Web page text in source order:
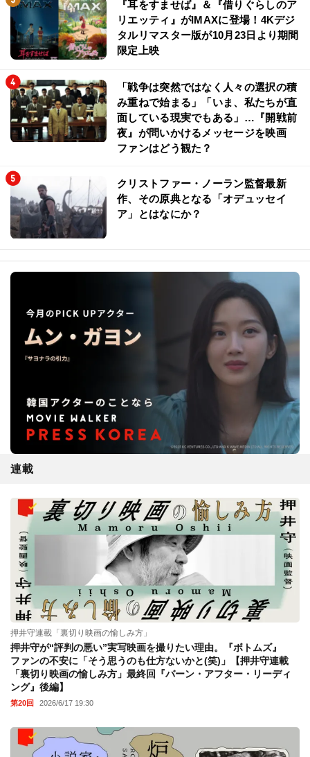
『耳をすませば』＆『借りぐらしのア
リエッティ』がIMAXに登場！4Kデジ
タルリマスター版が10月23日より期間
限定上映
「戦争は突然ではなく人々の選択の積
み重ねで始まる」「いま、私たちが直
面している現実でもある」…『開戦前
夜』が問いかけるメッセージを映画
ファンはどう観た？
クリストファー・ノーラン監督最新
作、その原典となる「オデュッセイ
ア」とはなにか？
連載
押井守連載「裏切り映画の愉しみ方」
押井守が“評判の悪い”実写映画を撮りたい理由。『ボトムズ』
ファンの不安に「そう思うのも仕方ないかと(笑)」【押井守連載
「裏切り映画の愉しみ方」最終回『バーン・アフター・リーディ
ング』後編】
第20回 2026/6/17 19:30